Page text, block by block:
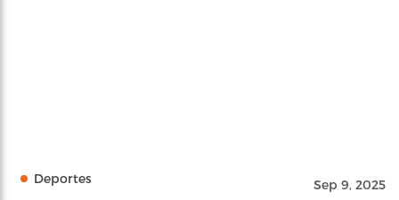
Deportes Sep 9, 2025